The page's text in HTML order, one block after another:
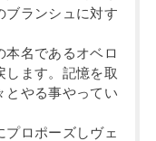
ブランシュに対す
本名であるオベロ
します。記憶を取
とやる事やってい
ロポーズしヴェ